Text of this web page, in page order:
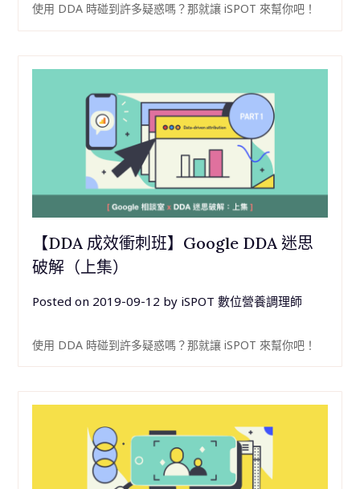
使用 DDA 時碰到許多疑惑嗎？那就讓 iSPOT 來幫你吧！
【DDA 成效衝刺班】Google DDA 迷思
破解（上集）
Posted on 2019-09-12 by iSPOT 數位營養調理師
使用 DDA 時碰到許多疑惑嗎？那就讓 iSPOT 來幫你吧！